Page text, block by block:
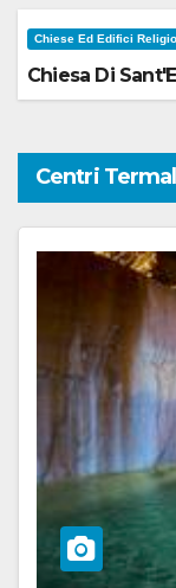
Chiese Ed Edifici
Chiesa Di
Centri